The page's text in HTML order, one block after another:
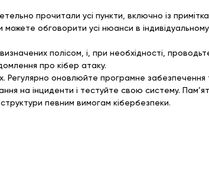
прочитали усі пункти, включно із
обговорити усі нюанси в
полісом, і, при необхідності,
про кібер атаку.
Регулярно оновлюйте програмне
на інциденти і тестуйте свою систему.
певним вимогам кібербезпеки.